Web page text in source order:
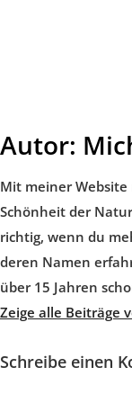
Autor:
Mit meiner
Schönheit der
richtig, wenn du
deren Namen
über 15 Jahren
Zeige alle Beiträge
Schreibe einen